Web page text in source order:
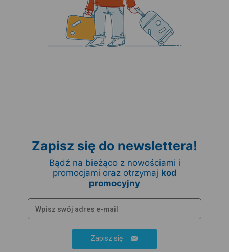
Zapisz się do newslettera!
Bądź na bieżąco z nowościami i
promocjami oraz otrzymaj kod
promocyjny
Zapisz się